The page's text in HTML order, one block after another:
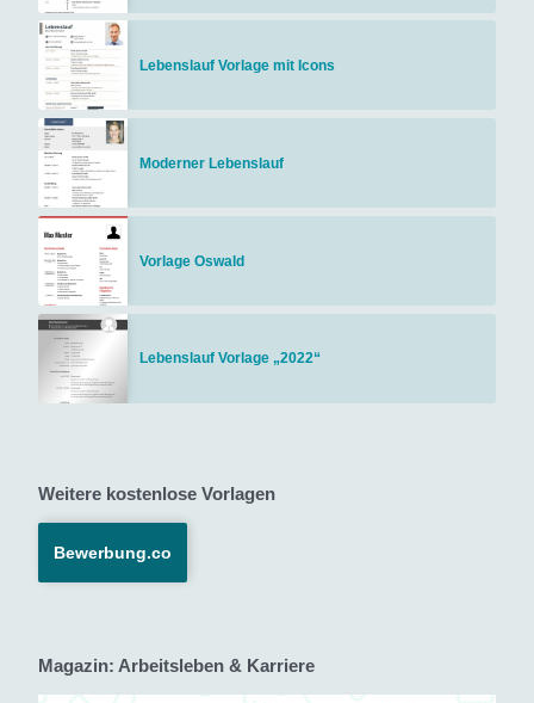
Lebenslauf Vorlage mit Icons
Moderner Lebenslauf
Vorlage Oswald
Lebenslauf Vorlage „2022“
Weitere kostenlose Vorlagen
Bewerbung.co
Magazin: Arbeitsleben & Karriere